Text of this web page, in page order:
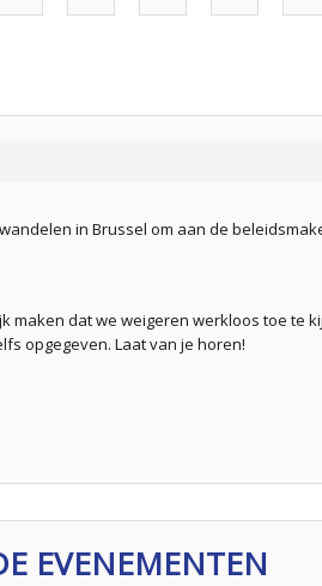
in Brussel om aan de
maken dat we weigeren werkloos toe te
opgegeven. Laat van je horen!
EVENEMENTEN